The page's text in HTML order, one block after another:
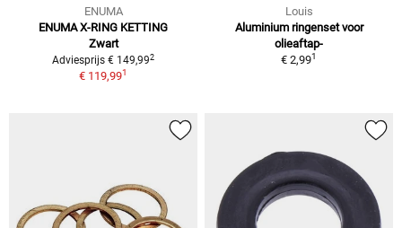
ENUMA
ENUMA X-RING KETTING
Zwart
Adviesprijs € 149,992
€ 119,991
Louis
Aluminium ringenset voor
olieaftap-
€ 2,991